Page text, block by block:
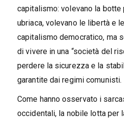
capitalismo: volevano la botte
ubriaca, volevano le libertà e
capitalismo democratico, ma
di vivere in una “società del
perdere la sicurezza e la
garantite dai regimi comunisti.
Come hanno osservato i
occidentali, la nobile lotta per